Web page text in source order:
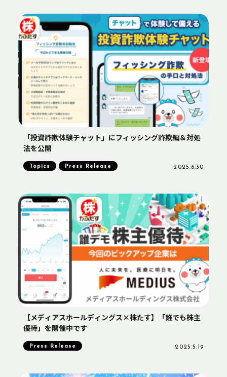
「投資詐欺体験チャット」にフィッシング詐欺編＆対処
法を公開
Topics Press Release 2025.6.30
【メディアスホールディングス×株たす】「誰でも株主
優待」を開催中です
Press Release 2025.5.19